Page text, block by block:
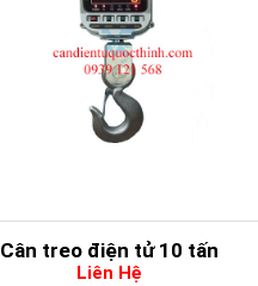
Cân treo điện tử 10 tấn
Liên Hệ